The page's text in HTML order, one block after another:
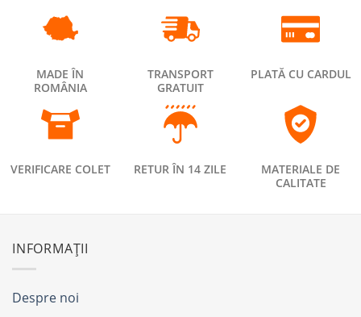
MADE ÎN
ROMÂNIA
TRANSPORT
GRATUIT
PLATĂ CU CARDUL
VERIFICARE COLET RETUR ÎN 14 ZILE
MATERIALE DE
CALITATE
INFORMAȚII
Despre noi